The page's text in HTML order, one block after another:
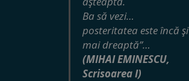
Ba să vezi…
posteritatea este încă şi
mai dreaptă”…
(MIHAI EMINESCU,
Scrisoarea I)